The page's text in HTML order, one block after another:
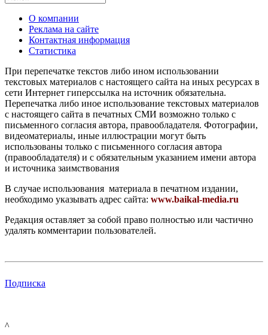
О компании
Реклама на сайте
Контактная информация
Статистика
При перепечатке текстов либо ином использовании
текстовых материалов с настоящего сайта на иных ресурсах в
сети Интернет гиперссылка на источник обязательна.
Перепечатка либо иное использование текстовых материалов
с настоящего сайта в печатных СМИ возможно только с
письменного согласия автора, правообладателя. Фотографии,
видеоматериалы, иные иллюстрации могут быть
использованы только с письменного согласия автора
(правообладателя) и с обязательным указанием имени автора
и источника заимствования
В случае использования материала в печатном издании,
необходимо указывать адрес сайта: www.baikal-media.ru
Редакция оставляет за собой право полностью или частично
удалять комментарии пользователей.
Подписка
^